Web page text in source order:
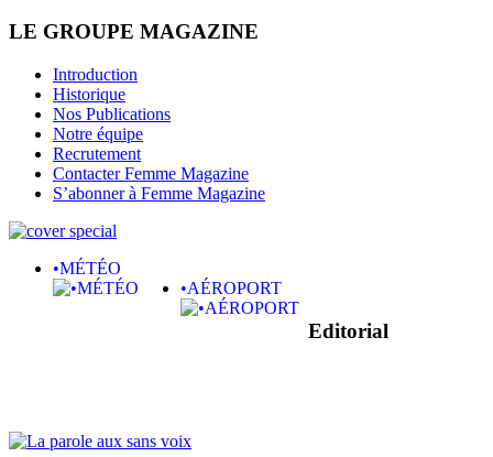
LE GROUPE MAGAZINE
Introduction
Historique
Nos Publications
Notre équipe
Recrutement
Contacter Femme Magazine
S’abonner à Femme Magazine
•MÉTÉO
•AÉROPORT
Editorial